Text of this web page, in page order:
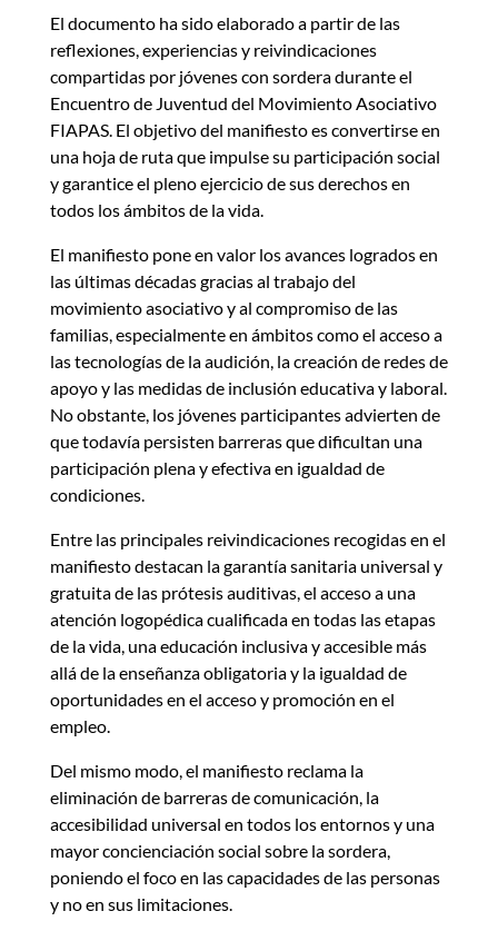
El documento ha sido elaborado a partir de las
reflexiones, experiencias y reivindicaciones
compartidas por jóvenes con sordera durante el
Encuentro de Juventud del Movimiento Asociativo
FIAPAS. El objetivo del manifiesto es convertirse en
una hoja de ruta que impulse su participación social
y garantice el pleno ejercicio de sus derechos en
todos los ámbitos de la vida.
El manifiesto pone en valor los avances logrados en
las últimas décadas gracias al trabajo del
movimiento asociativo y al compromiso de las
familias, especialmente en ámbitos como el acceso a
las tecnologías de la audición, la creación de redes de
apoyo y las medidas de inclusión educativa y laboral.
No obstante, los jóvenes participantes advierten de
que todavía persisten barreras que dificultan una
participación plena y efectiva en igualdad de
condiciones.
Entre las principales reivindicaciones recogidas en el
manifiesto destacan la garantía sanitaria universal y
gratuita de las prótesis auditivas, el acceso a una
atención logopédica cualificada en todas las etapas
de la vida, una educación inclusiva y accesible más
allá de la enseñanza obligatoria y la igualdad de
oportunidades en el acceso y promoción en el
empleo.
Del mismo modo, el manifiesto reclama la
eliminación de barreras de comunicación, la
accesibilidad universal en todos los entornos y una
mayor concienciación social sobre la sordera,
poniendo el foco en las capacidades de las personas
y no en sus limitaciones.